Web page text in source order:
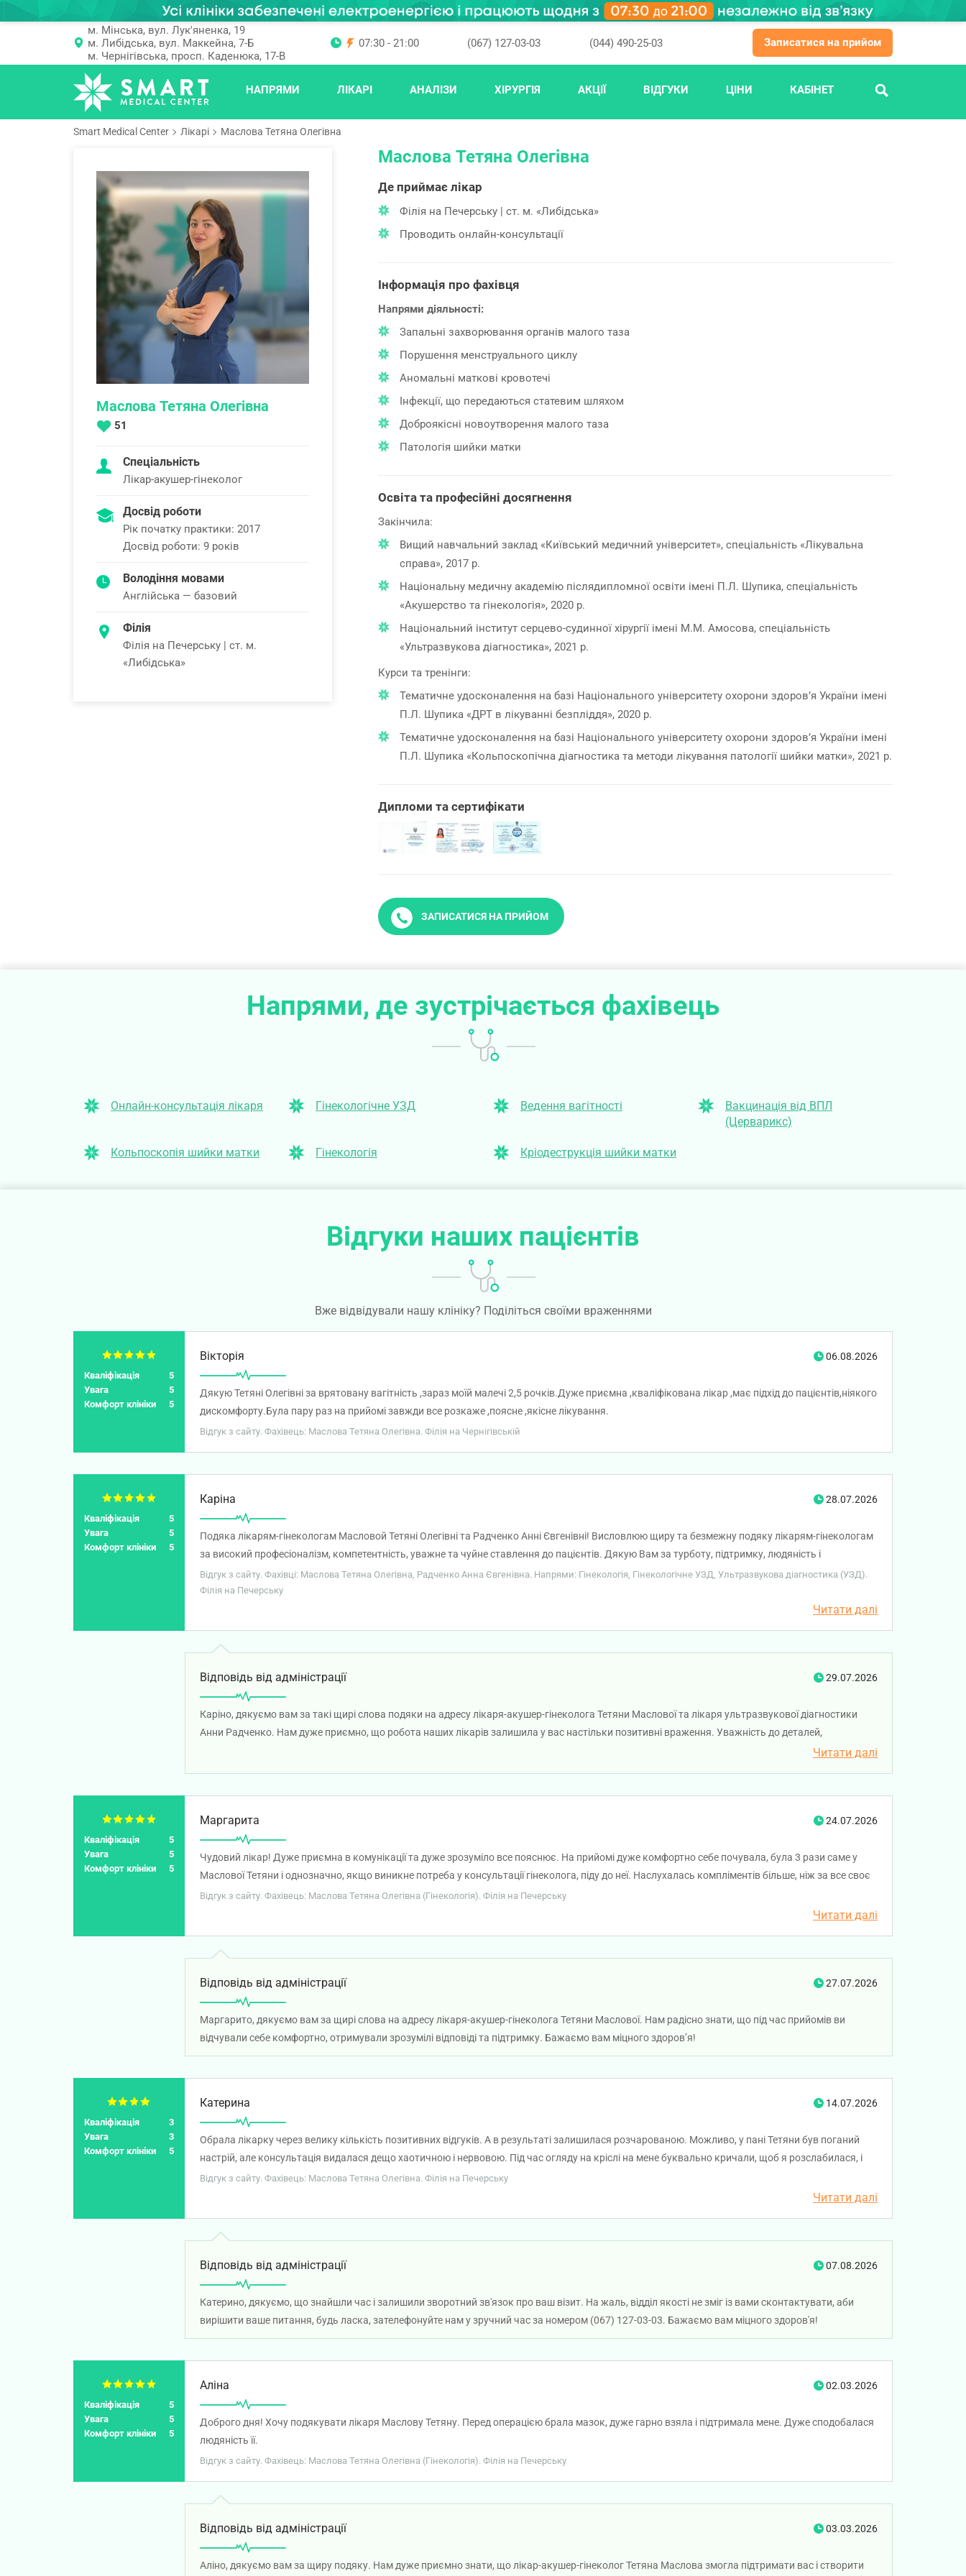
ПОШУК
м. Мінська, вул. Лук'яненка, 19
м. Либідська, вул. Маккейна, 7-Б
м. Чернігівська, просп. Каденюка, 17-В
07:30 - 21:00 (067) 127-03-03 (044) 490-25-03 Записатися на прийом
НАПРЯМИ ЛІКАРІ АНАЛІЗИ ХІРУРГІЯ АКЦІЇ ВІДГУКИ ЦІНИ КАБІНЕТ
Smart Medical Center Лікарі Маслова Тетяна Олегівна
Маслова Тетяна Олегівна
51
Спеціальність
Лікар-акушер-гінеколог
Досвід роботи
Рік початку практики: 2017
Досвід роботи: 9 років
Володіння мовами
Англійська — базовий
Філія
Філія на Печерську | ст. м.
«Либідська»
Маслова Тетяна Олегівна
Де приймає лікар
Філія на Печерську | ст. м. «Либідська»
Проводить онлайн-консультації
Інформація про фахівця
Напрями діяльності:
Запальні захворювання органів малого таза
Порушення менструального циклу
Аномальні маткові кровотечі
Інфекції, що передаються статевим шляхом
Доброякісні новоутворення малого таза
Патологія шийки матки
Освіта та професійні досягнення
Закінчила:
Вищий навчальний заклад «Київський медичний університет», спеціальність «Лікувальна
справа», 2017 р.
Національну медичну академію післядипломної освіти імені П.Л. Шупика, спеціальність
«Акушерство та гінекологія», 2020 р.
Національний інститут серцево-судинної хірургії імeні М.М. Амосова, спеціальність
«Ультразвукова діагностика», 2021 р.
Курси та тренінги:
Тематичне удосконалення на базі Національного університету охорони здоров’я України імені
П.Л. Шупика «ДРТ в лікуванні безпліддя», 2020 р.
Тематичне удосконалення на базі Національного університету охорони здоров’я України імені
П.Л. Шупика «Кольпоскопічна діагностика та методи лікування патології шийки матки», 2021 р.
Дипломи та сертифікати
ЗАПИСАТИСЯ НА ПРИЙОМ
Напрями, де зустрічається фахівець
Онлайн-консультація лікаря Гінекологічне УЗД Ведення вагітності
Вакцинація від ВПЛ
(Церварикс)
Кольпоскопія шийки матки Гінекологія Кріодеструкція шийки матки
Відгуки наших пацієнтів
Вже відвідували нашу клініку? Поділіться своїми враженнями
Кваліфікація
5
Увага
5
Комфорт клініки
5
Вікторія 06.08.2026
Дякую Тетяні Олегівні за врятовану вагітність ,зараз моїй малечі 2,5 рочків.Дуже приємна ,кваліфікована лікар ,має підхід до пацієнтів,ніякого
дискомфорту.Була пару раз на прийомі завжди все розкаже ,поясне ,якісне лікування.
Відгук з сайту. Фахівець: Маслова Тетяна Олегівна. Філія на Чернігівській
Кваліфікація
5
Увага
5
Комфорт клініки
5
Каріна 28.07.2026
Подяка лікарям-гінекологам Масловой Тетяні Олегівні та Радченко Анні Євгенівні! Висловлюю щиру та безмежну подяку лікарям-гінекологам
за високий професіоналізм, компетентність, уважне та чуйне ставлення до пацієнтів. Дякую Вам за турботу, підтримку, людяність і
відповідальне ставлення до своєї надзвичайно важливої роботи. Ваша професійність, уважність до кожної пацієнтки та бажання допомогти
викликають щиру повагу та вдячність. Нехай Ваша нелегка, але надзвичайно важлива праця завжди буде гідно оцінена, а кожен день
приносить задоволення від результатів Вашої роботи та вдячність пацієнтів. Бажаю Вам міцного здоров'я, добробуту, професійних успіхів,
Відгук з сайту. Фахівці: Маслова Тетяна Олегівна, Радченко Анна Євгенівна. Напрями: Гінекологія, Гінекологічне УЗД, Ультразвукова діагностика (УЗД).
Філія на Печерську
Читати далі
Відповідь від адміністрації 29.07.2026
Каріно, дякуємо вам за такі щирі слова подяки на адресу лікаря-акушер-гінеколога Тетяни Маслової та лікаря ультразвукової діагностики
Анни Радченко. Нам дуже приємно, що робота наших лікарів залишила у вас настільки позитивні враження. Уважність до деталей,
відповідальний підхід, професійність і турбота про кожну пацієнтку є важливими принципами роботи нашої команди. Ми цінуємо довіру наших
Читати далі
Кваліфікація
5
Увага
5
Комфорт клініки
5
Маргарита 24.07.2026
Чудовий лікар! Дуже приємна в комунікації та дуже зрозуміло все пояснює. На прийомі дуже комфортно себе почувала, була 3 рази саме у
Маслової Тетяни і однозначно, якщо виникне потреба у консультації гінеколога, піду до неї. Наслухалась компліментів більше, ніж за все своє
життя.
Відгук з сайту. Фахівець: Маслова Тетяна Олегівна (Гінекологія). Філія на Печерську
Читати далі
Відповідь від адміністрації 27.07.2026
Маргарито, дякуємо вам за щирі слова на адресу лікаря-акушер-гінеколога Тетяни Маслової. Нам радісно знати, що під час прийомів ви
відчували себе комфортно, отримували зрозумілі відповіді та підтримку. Бажаємо вам міцного здоров’я!
Кваліфікація
3
Увага
3
Комфорт клініки
5
Катерина 14.07.2026
Обрала лікарку через велику кількість позитивних відгуків. А в результаті залишилася розчарованою. Можливо, у пані Тетяни був поганий
настрій, але консультація видалася дещо хаотичною і нервовою. Під час огляду на кріслі на мене буквально кричали, щоб я розслабилася, і
стукали по ногах для цього! Я не розслабилася. А у наступну хвилину я уже була «богинею та красоткою». Це був мій найгірший огляд за весь
час, з якого я вийшла у сльозах. УЗД лікарка провела старанно, але відповідей на питання я не отримала і мені порадили прийти через місяць
Відгук з сайту. Фахівець: Маслова Тетяна Олегівна. Філія на Печерську
Читати далі
Відповідь від адміністрації 07.08.2026
Катерино, дякуємо, що знайшли час і залишили зворотний зв'язок про ваш візит. На жаль, відділ якості не зміг із вами сконтактувати, аби
вирішити ваше питання, будь ласка, зателефонуйте нам у зручний час за номером (067) 127-03-03. Бажаємо вам міцного здоров'я!
Кваліфікація
5
Увага
5
Комфорт клініки
5
Аліна 02.03.2026
Доброго дня! Хочу подякувати лікаря Маслову Тетяну. Перед операцією брала мазок, дуже гарно взяла і підтримала мене. Дуже сподобалася
людяність її.
Відгук з сайту. Фахівець: Маслова Тетяна Олегівна (Гінекологія). Філія на Печерську
Відповідь від адміністрації 03.03.2026
Аліно, дякуємо вам за щиру подяку. Нам дуже приємно знати, що лікар-акушер-гінеколог Тетяна Маслова змогла підтримати вас і створити